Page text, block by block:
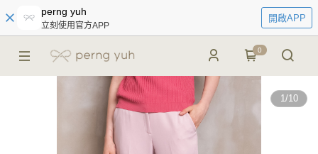
perng yuh
立刻使用官方APP
開啟APP
0
1/10